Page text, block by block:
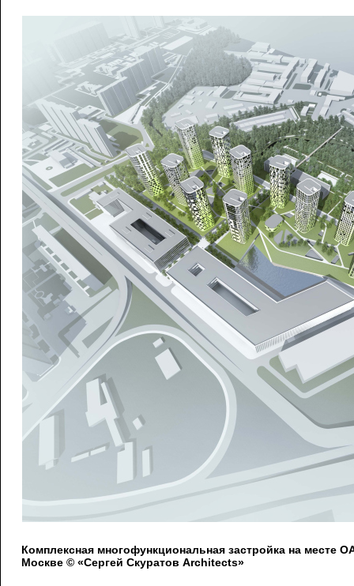
Комплексная многофункциональная застройка на месте
Москве © «Сергей Скуратов Architects»